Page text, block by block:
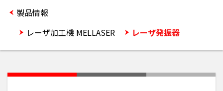
製品情報
レーザ加工機 MELLASER
レーザ発振器